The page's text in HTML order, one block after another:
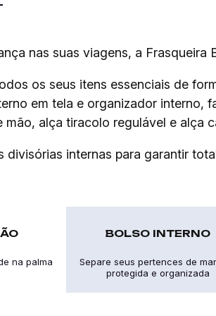
nas suas viagens, a
os seus itens essenciais de
em tela e organizador interno,
alça tiracolo regulável e alça
internas para garantir
na palma
BOLSO INTERNO
Separe seus pertences de
protegida e organizada